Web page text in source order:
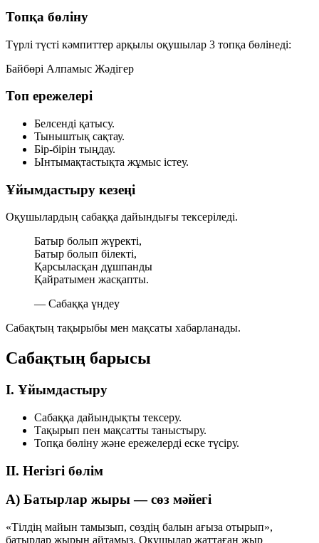
Топқа бөліну
Түрлі түсті кәмпиттер арқылы оқушылар 3 топқа бөлінеді:
Байбөрі Алпамыс Жәдігер
Топ ережелері
Белсенді қатысу.
Тыныштық сақтау.
Бір-бірін тыңдау.
Ынтымақтастықта жұмыс істеу.
Ұйымдастыру кезеңі
Оқушылардың сабаққа дайындығы тексеріледі.
Батыр болып жүректі,
Батыр болып білекті,
Қарсыласқан дұшпанды
Қайратымен жасқапты.
— Сабаққа үндеу
Сабақтың тақырыбы мен мақсаты хабарланады.
Сабақтың барысы
І. Ұйымдастыру
Сабаққа дайындықты тексеру.
Тақырып пен мақсатты таныстыру.
Топқа бөліну және ережелерді еске түсіру.
ІІ. Негізгі бөлім
А) Батырлар жыры — сөз мәйегі
«Тілдің майын тамызып, сөздің балын ағыза отырып»,
батырлар жырын айтамыз. Оқушылар жаттаған жыр